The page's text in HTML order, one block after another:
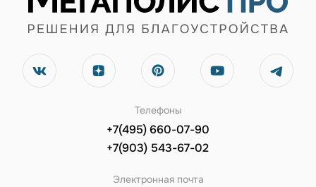
Телефоны
+7(495) 660-07-90
+7(903) 543-67-02
Электронная почта